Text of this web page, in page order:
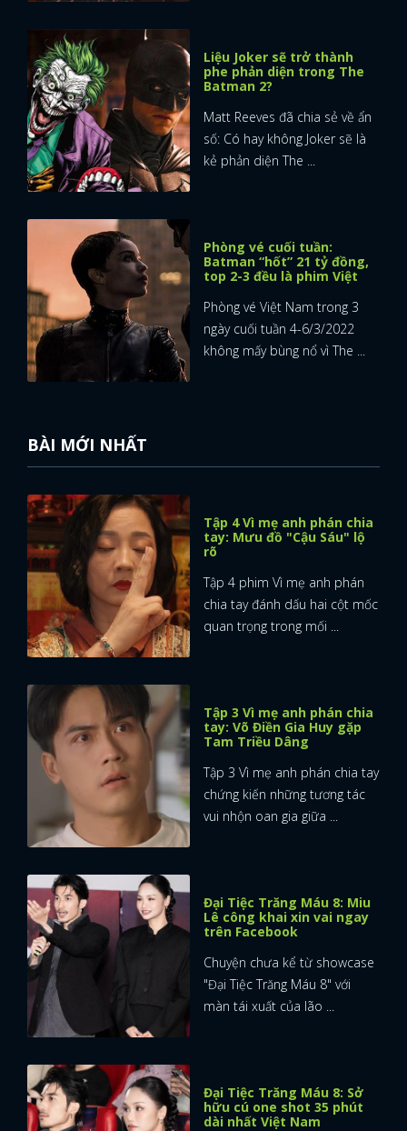
Liệu Joker sẽ trở thành
phe phản diện trong The
Batman 2?
Matt Reeves đã chia sẻ về ẩn
số: Có hay không Joker sẽ là
kẻ phản diện The ...
Phòng vé cuối tuần:
Batman “hốt” 21 tỷ đồng,
top 2-3 đều là phim Việt
Phòng vé Việt Nam trong 3
ngày cuối tuần 4-6/3/2022
không mấy bùng nổ vì The ...
BÀI MỚI NHẤT
Tập 4 Vì mẹ anh phán chia
tay: Mưu đồ "Cậu Sáu" lộ
rõ
Tập 4 phim Vì mẹ anh phán
chia tay đánh dấu hai cột mốc
quan trọng trong mối ...
Tập 3 Vì mẹ anh phán chia
tay: Võ Điền Gia Huy gặp
Tam Triều Dâng
Tập 3 Vì mẹ anh phán chia tay
chứng kiến những tương tác
vui nhộn oan gia giữa ...
Đại Tiệc Trăng Máu 8: Miu
Lê công khai xin vai ngay
trên Facebook
Chuyện chưa kể từ showcase
"Đại Tiệc Trăng Máu 8" với
màn tái xuất của lão ...
Đại Tiệc Trăng Máu 8: Sở
hữu cú one shot 35 phút
dài nhất Việt Nam